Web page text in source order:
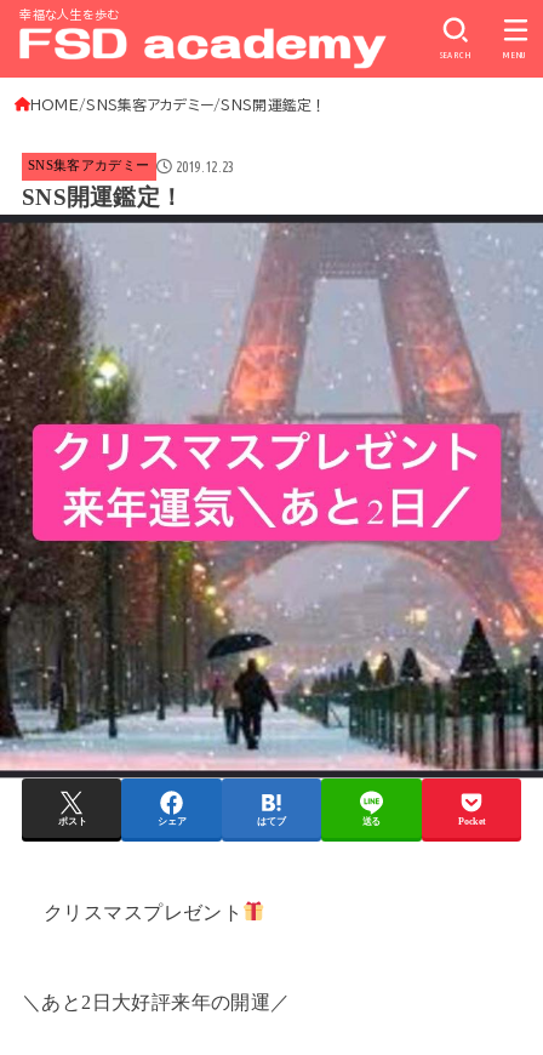
幸福な人生を歩む
SEARCH MENU
HOME SNS集客アカデミー SNS開運鑑定！
SNS集客アカデミー 2019.12.23
SNS開運鑑定！
ポスト シェア はてブ 送る Pocket
クリスマスプレゼント
＼あと2日大好評来年の開運／